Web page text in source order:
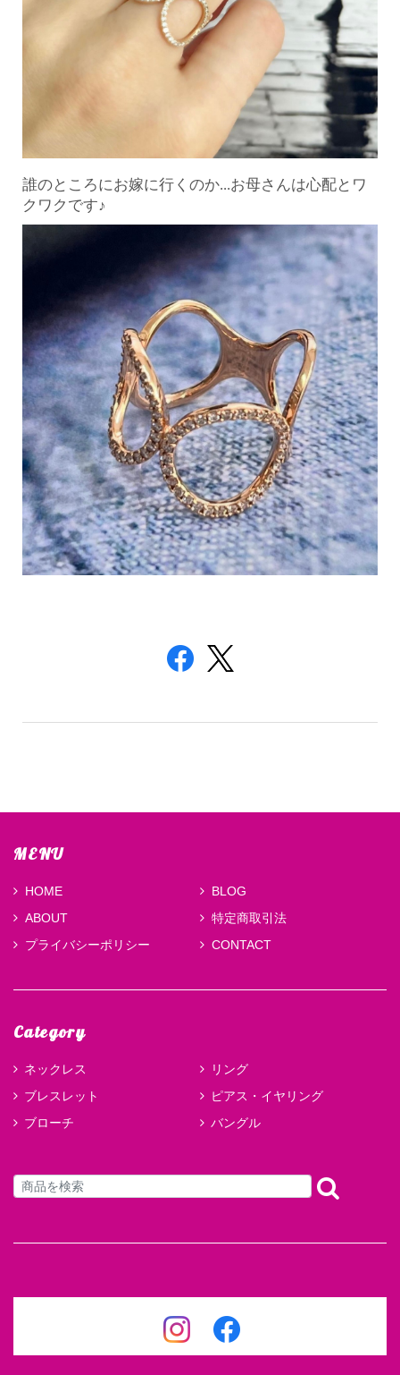
誰のところにお嫁に行くのか...お母さんは心配とワ
クワク です♪
MENU
HOME
BLOG
ABOUT
特定商取引法
プライバシーポリシー
CONTACT
Category
ネックレス
リング
ブレスレット
ピアス・イヤリング
ブローチ
バングル